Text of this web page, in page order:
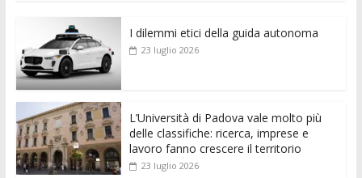
e
b
o
o
k
itt
er
ai
l s
p
ss
e
er
di e di
I dilemmi etici della guida autonoma
23 luglio 2026
L’Università di Padova vale molto più
delle classifiche: ricerca, imprese e
lavoro fanno crescere il territorio
23 luglio 2026